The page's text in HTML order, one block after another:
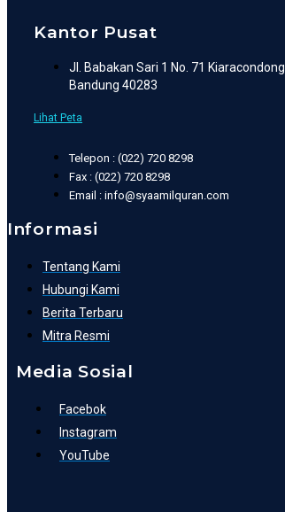
Kantor Pusat
Jl. Babakan Sari 1 No. 71 Kiaracondong
Bandung 40283
Lihat Peta
Telepon : (022) 720 8298
Fax : (022) 720 8298
Email : info@syaamilquran.com
Informasi
Tentang Kami
Hubungi Kami
Berita Terbaru
Mitra Resmi
Media Sosial
Facebok
Instagram
YouTube